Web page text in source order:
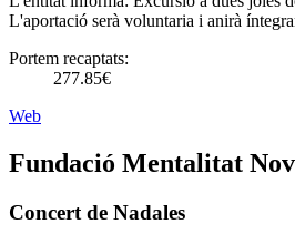
L'aportació serà voluntaria i anirà
Portem recaptats:
277.85€
Web
Fundació Mentalitat
Concert de Nadales